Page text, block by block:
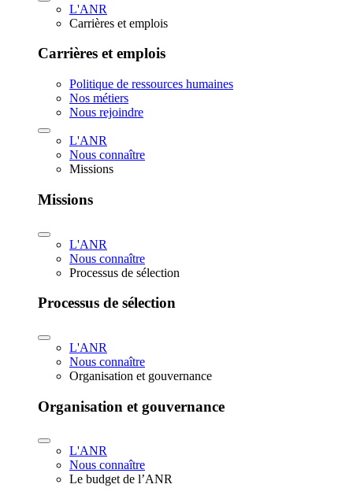
L'ANR
Carrières et emplois
Carrières et emplois
Politique de ressources humaines
Nos métiers
Nous rejoindre
L'ANR
Nous connaître
Missions
Missions
L'ANR
Nous connaître
Processus de sélection
Processus de sélection
L'ANR
Nous connaître
Organisation et gouvernance
Organisation et gouvernance
L'ANR
Nous connaître
Le budget de l’ANR